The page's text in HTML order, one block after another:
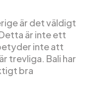
är det väldigt
är inte ett
inte att
trevliga. Bali har
bra